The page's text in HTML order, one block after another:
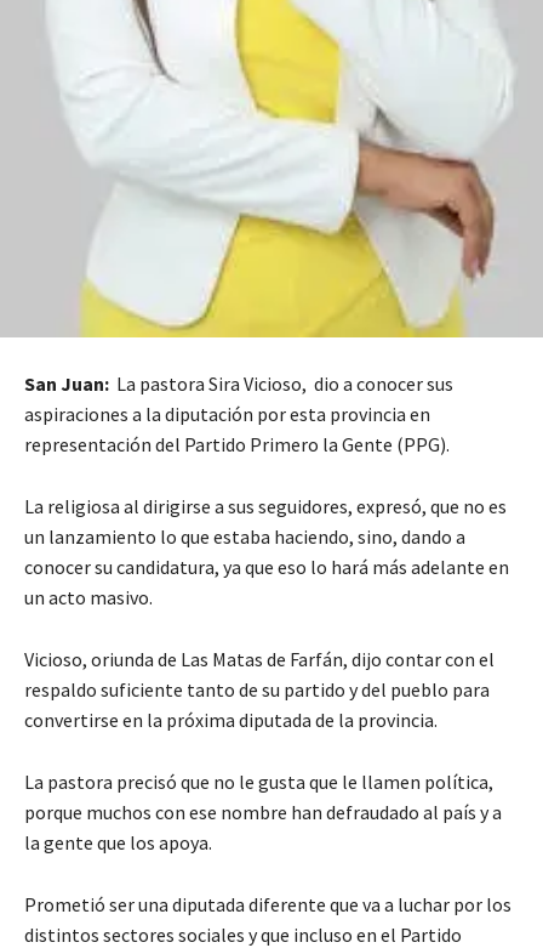
San Juan: La pastora Sira Vicioso, dio a conocer sus
aspiraciones a la diputación por esta provincia en
representación del Partido Primero la Gente (PPG).
La religiosa al dirigirse a sus seguidores, expresó, que no es
un lanzamiento lo que estaba haciendo, sino, dando a
conocer su candidatura, ya que eso lo hará más adelante en
un acto masivo.
Vicioso, oriunda de Las Matas de Farfán, dijo contar con el
respaldo suficiente tanto de su partido y del pueblo para
convertirse en la próxima diputada de la provincia.
La pastora precisó que no le gusta que le llamen política,
porque muchos con ese nombre han defraudado al país y a
la gente que los apoya.
Prometió ser una diputada diferente que va a luchar por los
distintos sectores sociales y que incluso en el Partido